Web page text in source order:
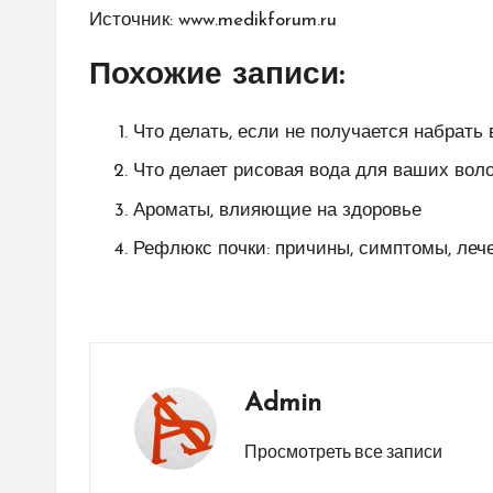
Источник: www.medikforum.ru
Похожие записи:
Что делать, если не получается набрать
Что делает рисовая вода для ваших
Ароматы, влияющие на здоровье
Рефлюкс почки: причины, симптомы,
Admin
Просмотреть все записи